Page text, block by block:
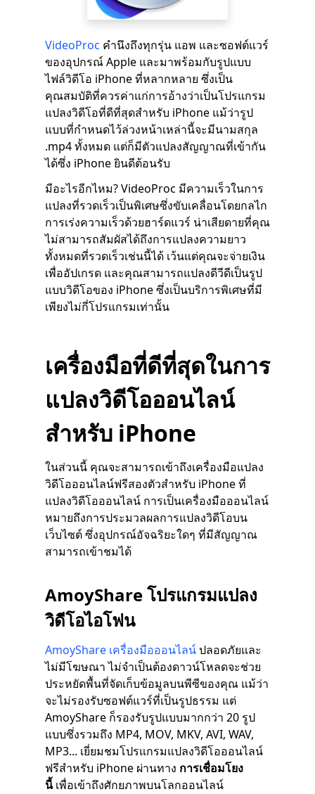
VideoProc คำนึงถึงทุกรุ่น แอพ และซอฟต์แวร์
ของอุปกรณ์ Apple และมาพร้อมกับรูปแบบ
ไฟล์วิดีโอ iPhone ที่หลากหลาย ซึ่งเป็น
คุณสมบัติที่ควรค่าแก่การอ้างว่าเป็นโปรแกรม
แปลงวิดีโอที่ดีที่สุดสำหรับ iPhone แม้ว่ารูป
แบบที่กำหนดไว้ล่วงหน้าเหล่านี้จะมีนามสกุล
.mp4 ทั้งหมด แต่ก็มีตัวแปลงสัญญาณที่เข้ากัน
ได้ซึ่ง iPhone ยินดีต้อนรับ
มีอะไรอีกไหม? VideoProc มีความเร็วในการ
แปลงที่รวดเร็วเป็นพิเศษซึ่งขับเคลื่อนโดยกลไก
การเร่งความเร็วด้วยฮาร์ดแวร์ น่าเสียดายที่คุณ
ไม่สามารถสัมผัสได้ถึงการแปลงความยาว
ทั้งหมดที่รวดเร็วเช่นนี้ได้ เว้นแต่คุณจะจ่ายเงิน
เพื่ออัปเกรด และคุณสามารถแปลงดีวีดีเป็นรูป
แบบวิดีโอของ iPhone ซึ่งเป็นบริการพิเศษที่มี
เพียงไม่กี่โปรแกรมเท่านั้น
เครื่องมือที่ดีที่สุดในการ
แปลงวิดีโอออนไลน์
สำหรับ iPhone
ในส่วนนี้ คุณจะสามารถเข้าถึงเครื่องมือแปลง
วิดีโอออนไลน์ฟรีสองตัวสำหรับ iPhone ที่
แปลงวิดีโอออนไลน์ การเป็นเครื่องมือออนไลน์
หมายถึงการประมวลผลการแปลงวิดีโอบน
เว็บไซต์ ซึ่งอุปกรณ์อัจฉริยะใดๆ ที่มีสัญญาณ
สามารถเข้าชมได้
AmoyShare โปรแกรมแปลง
วิดีโอไอโฟน
AmoyShare เครื่องมือออนไลน์ปลอดภัยและ
ไม่มีโฆษณา ไม่จำเป็นต้องดาวน์โหลดจะช่วย
ประหยัดพื้นที่จัดเก็บข้อมูลบนพีซีของคุณ แม้ว่า
จะไม่รองรับซอฟต์แวร์ที่เป็นรูปธรรม แต่
AmoyShare ก็รองรับรูปแบบมากกว่า 20 รูป
แบบซึ่งรวมถึง MP4, MOV, MKV, AVI, WAV,
MP3... เยี่ยมชมโปรแกรมแปลงวิดีโอออนไลน์
ฟรีสำหรับ iPhone ผ่านทาง การเชื่อมโยง
นี้เพื่อเข้าถึงศักยภาพบนโลกออนไลน์